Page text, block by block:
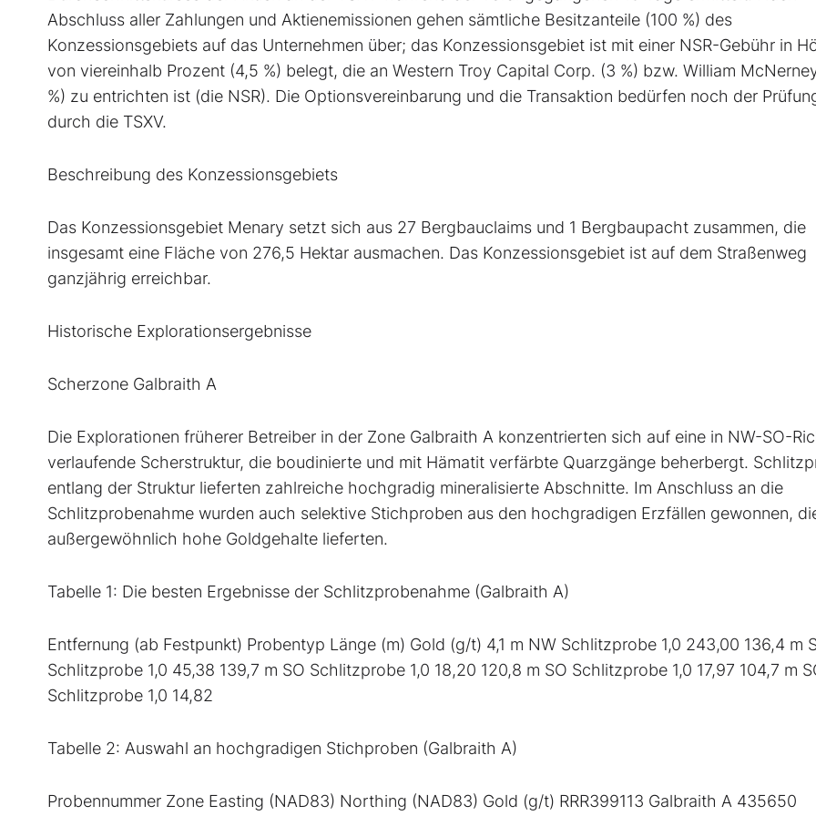
Abschluss aller Zahlungen und Aktienemissionen gehen sämtliche Besitzanteile (100 %) des
Konzessionsgebiets auf das Unternehmen über; das Konzessionsgebiet ist mit einer NSR-Gebühr in
von viereinhalb Prozent (4,5 %) belegt, die an Western Troy Capital Corp. (3 %) bzw. William
%) zu entrichten ist (die NSR). Die Optionsvereinbarung und die Transaktion bedürfen noch der
durch die TSXV.
Beschreibung des Konzessionsgebiets
Das Konzessionsgebiet Menary setzt sich aus 27 Bergbauclaims und 1 Bergbaupacht zusammen, die
insgesamt eine Fläche von 276,5 Hektar ausmachen. Das Konzessionsgebiet ist auf dem Straßenweg
ganzjährig erreichbar.
Historische Explorationsergebnisse
Scherzone Galbraith A
Die Explorationen früherer Betreiber in der Zone Galbraith A konzentrierten sich auf eine in NW-SO-
verlaufende Scherstruktur, die boudinierte und mit Hämatit verfärbte Quarzgänge beherbergt.
entlang der Struktur lieferten zahlreiche hochgradig mineralisierte Abschnitte. Im Anschluss an die
Schlitzprobenahme wurden auch selektive Stichproben aus den hochgradigen Erzfällen gewonnen,
außergewöhnlich hohe Goldgehalte lieferten.
Tabelle 1: Die besten Ergebnisse der Schlitzprobenahme (Galbraith A)
Entfernung (ab Festpunkt) Probentyp Länge (m) Gold (g/t) 4,1 m NW Schlitzprobe 1,0 243,00 136,4 m
Schlitzprobe 1,0 45,38 139,7 m SO Schlitzprobe 1,0 18,20 120,8 m SO Schlitzprobe 1,0 17,97 104,7 m
Schlitzprobe 1,0 14,82
Tabelle 2: Auswahl an hochgradigen Stichproben (Galbraith A)
Probennummer Zone Easting (NAD83) Northing (NAD83) Gold (g/t) RRR399113 Galbraith A 435650